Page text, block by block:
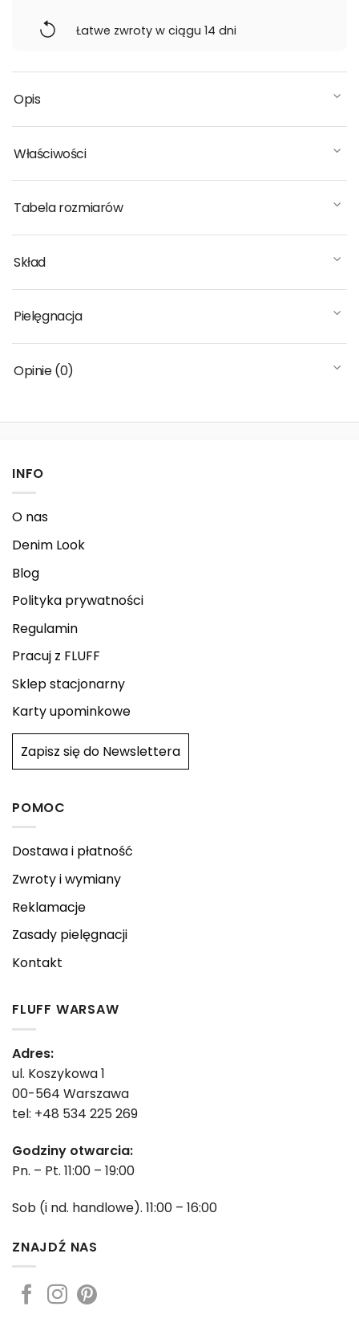
Łatwe zwroty w ciągu 14 dni
Opis
Właściwości
Tabela rozmiarów
Skład
Pielęgnacja
Opinie (0)
INFO
O nas
Denim Look
Blog
Polityka prywatności
Regulamin
Pracuj z FLUFF
Sklep stacjonarny
Karty upominkowe
Zapisz się do Newslettera
POMOC
Dostawa i płatność
Zwroty i wymiany
Reklamacje
Zasady pielęgnacji
Kontakt
FLUFF WARSAW
Adres:
ul. Koszykowa 1
00-564 Warszawa
tel: +48 534 225 269
Godziny otwarcia:
Pn. – Pt. 11:00 – 19:00
Sob (i nd. handlowe). 11:00 – 16:00
ZNAJDŹ NAS